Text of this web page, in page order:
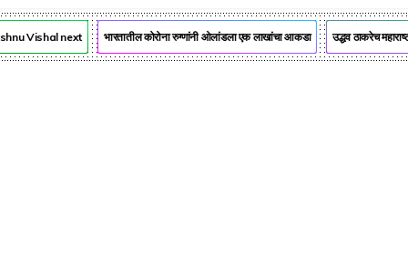
Vishal next भारतातील कोरोना रुग्णांनी ओलांडला एक लाखांचा आकडा उद्धव ठाकरेच